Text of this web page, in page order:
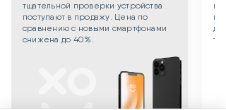
тщательной проверки устройства
поступают в продажу. Цена по
сравнению с новыми смартфонами
снижена до 40%.